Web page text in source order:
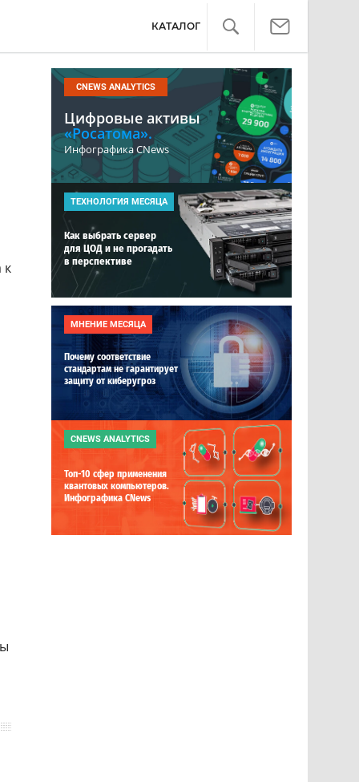
КАТАЛОГ
к
CNEWS ANALYTICS
Цифровые активы
«Росатома».
Инфографика CNews
ТЕХНОЛОГИЯ МЕСЯЦА
Как выбрать сервер
для ЦОД и не прогадать
в перспективе
МНЕНИЕ МЕСЯЦА
Почему соответствие
стандартам не гарантирует
защиту от киберугроз
CNEWS ANALYTICS
Топ-10 сфер применения
квантовых компьютеров.
Инфографика CNews